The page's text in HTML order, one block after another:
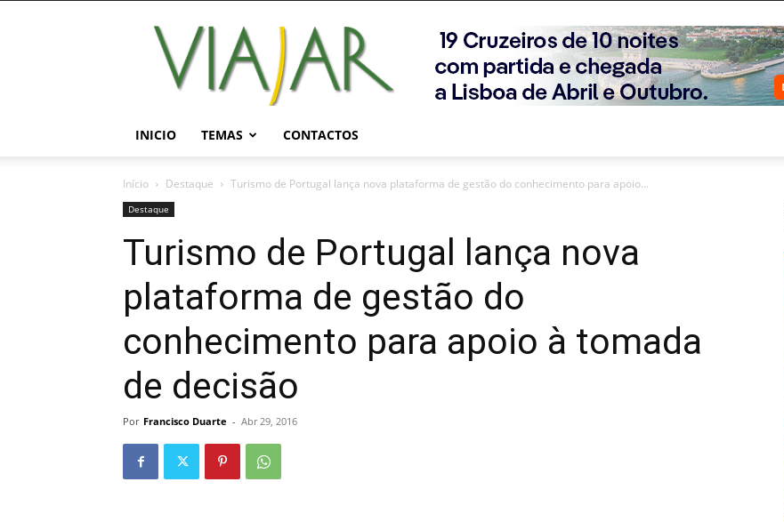
Viajar
Magazine
Online
INICIO TEMAS CONTACTOS
Início Destaque Turismo de Portugal lança nova plataforma de gestão do conhecimento para apoio...
Destaque
Turismo de Portugal lança nova
plataforma de gestão do
conhecimento para apoio à tomada
de decisão
Por Francisco Duarte - Abr 29, 2016